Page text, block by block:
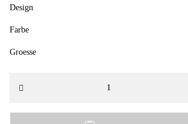
Design
Farbe
Groesse